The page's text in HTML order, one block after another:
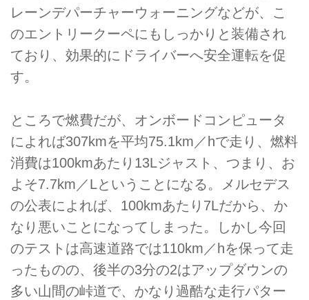
レーンデパーチャーウォーニングなどが、こ
のエントリークーペにもしっかりと装備され
ており、効果的にドライバーへ安全運転を促
す。
ところで燃費だが、オンボードコンピュータ
によれば307kmを平均75.1km／hで走り、燃料
消費は100kmあたり13Lジャスト、つまり、お
よそ7.7km／Lということになる。メルセデス
の公表によれば、100kmあたり7Lだから、か
なり悪いことになってしまった。しかし今回
のテストは高速道路では110km／hを保って走
ったものの、後半の3分の2はアップダウンの
多い山間の峠道で、かなり過酷な走行パター